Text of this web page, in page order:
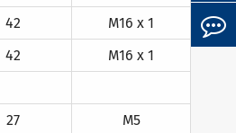
42
M16 x 1
42 M16 x 1
27
M5